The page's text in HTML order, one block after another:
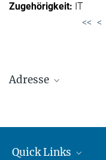
IT
<< <
Adresse
+49 6131 305-1309
Quick Links